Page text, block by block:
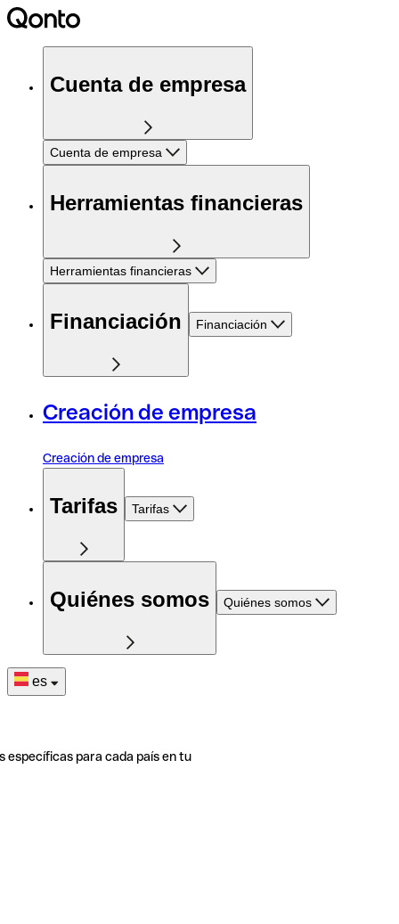
Cuenta de empresa
Cuenta de empresa
Herramientas financieras
Herramientas financieras
Financiación Financiación
Creación de empresa
Creación de empresa
Tarifas Tarifas
Quiénes somos Quiénes somos
es
específicas para cada país en tu